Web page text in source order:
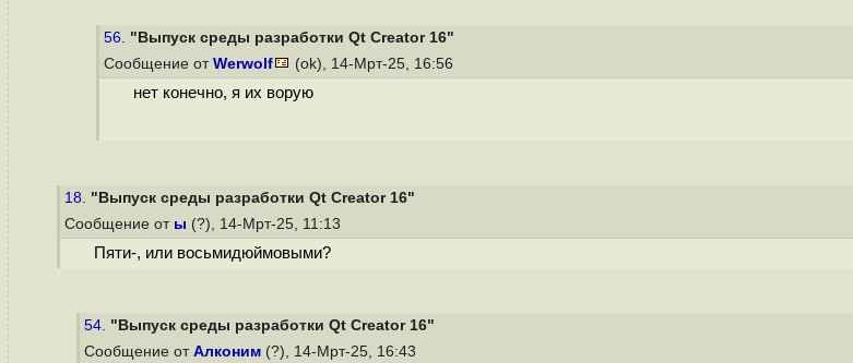
56. "Выпуск среды разработки Qt Creator 16"
Сообщение от Werwolf (ok), 14-Мрт-25, 16:56
нет конечно, я их ворую
18. "Выпуск среды разработки Qt Creator 16"
Сообщение от ы (?), 14-Мрт-25, 11:13
Пяти-, или восьмидюймовыми?
54. "Выпуск среды разработки Qt Creator 16"
Сообщение от Алконим (?), 14-Мрт-25, 16:43